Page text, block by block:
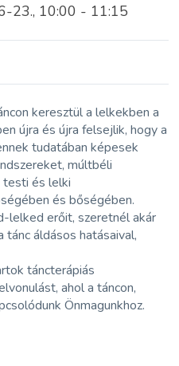
23., 10:00 - 11:15
keresztül a lelkekben a
újra és újra felsejlik, hogy a
tudatában képesek
múltbéli
testi és lelki
és bőségében.
lelked erőit, szeretnél akár
áldásos hatásaival,
táncterápiás
ahol a táncon,
Önmagunkhoz.